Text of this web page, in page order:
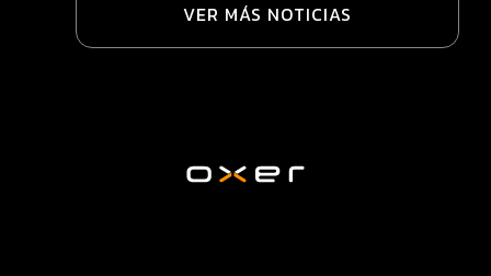
VER MÁS NOTICIAS